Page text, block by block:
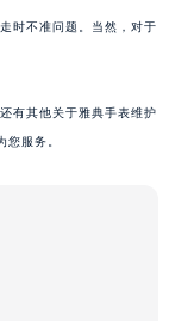
时不准问题。当然，对于
有其他关于雅典手表维护
服务。